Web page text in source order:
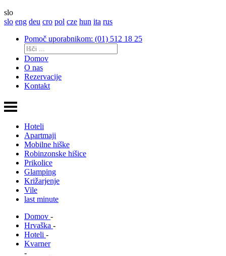
slo
slo eng deu cro pol cze hun ita rus
Pomoč uporabnikom: (01) 512 18 25
Domov
O nas
Rezervacije
Kontakt
Hoteli
Apartmaji
Mobilne hiške
Robinzonske hišice
Prikolice
Glamping
Križarjenje
Vile
last minute
Domov -
Hrvaška -
Hoteli -
Kvarner
-